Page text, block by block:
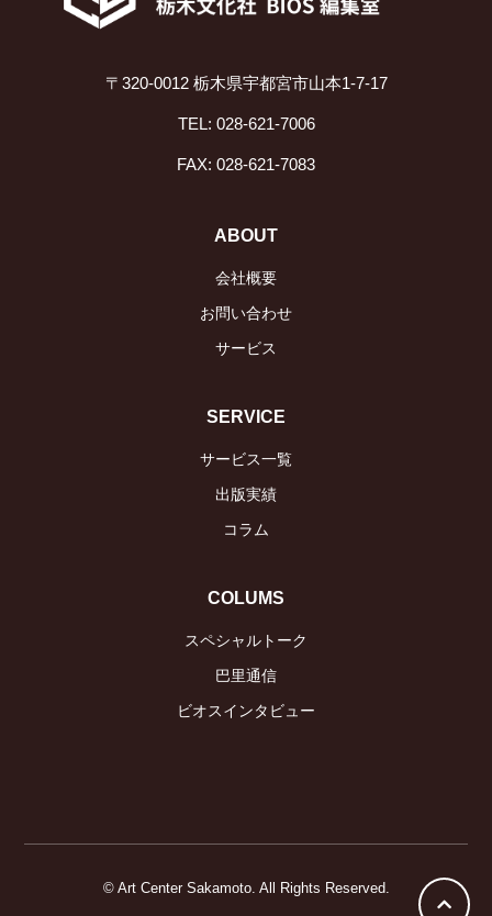
〒320-0012 栃木県宇都宮市山本1-7-17
TEL: 028-621-7006
FAX: 028-621-7083
ABOUT
会社概要
お問い合わせ
サービス
SERVICE
サービス一覧
出版実績
コラム
COLUMS
スペシャルトーク
巴里通信
ビオスインタビュー
© Art Center Sakamoto. All Rights Reserved.